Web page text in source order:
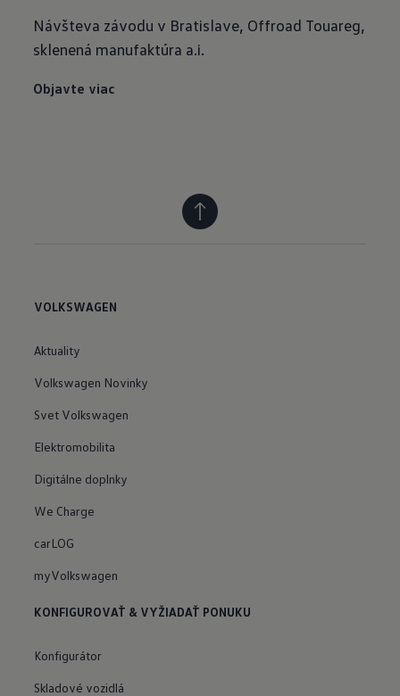
Návšteva závodu v Bratislave, Offroad Touareg,
sklenená manufaktúra a.i.
Objavte viac
VOLKSWAGEN
Aktuality
Volkswagen Novinky
Svet Volkswagen
Elektromobilita
Digitálne doplnky
We Charge
carLOG
myVolkswagen
KONFIGUROVAŤ & VYŽIADAŤ PONUKU
Konfigurátor
Skladové vozidlá